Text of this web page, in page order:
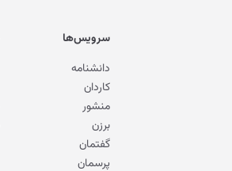
سرویس‌ها
دانشنامه
کاردان
منشور
برزن
گفتمان
پرسمان